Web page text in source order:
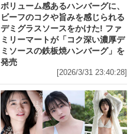
ボリューム感あるハンバーグに、
ビーフのコクや旨みを感じられる
デミグラスソースをかけた! ファ
ミリーマートが「コク深い濃厚デ
ミソースの鉄板焼ハンバーグ」を
発売
[2026/3/31 23:40:28]